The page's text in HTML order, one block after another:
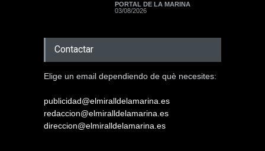
PORTAL DE LA MARINA
03/08/2026
Contactar
Elige un email dependiendo de què necesites:
publicidad@elmiralldelamarina.es
redaccion@elmiralldelamarina.es
direccion@elmiralldelamarina.es